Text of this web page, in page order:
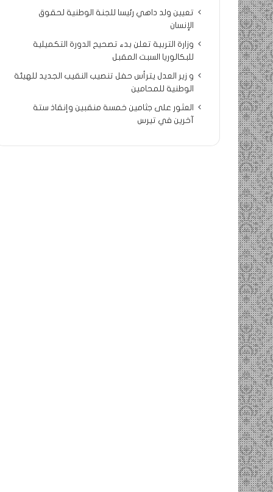
تعيين ولد داهي رئيسا للجنة الوطنية لحقوق
الإنسان
وزارة التربية تعلن بدء تصحيح الدورة التكميلية
للبكالوريا السبت المقبل
و زير العدل يترأس حفل تنصيب النقيب الجديد للهيئة
الوطنية للمحامين
العثور على جثامين خمسة منقبين وإنقاذ ستة
آخرين في تيرس